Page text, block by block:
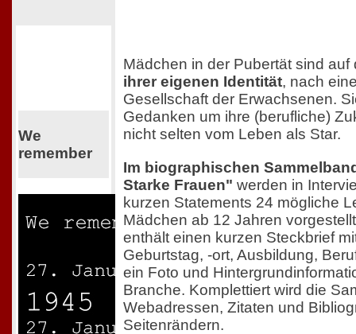
We
remember
Mädchen in der Pubertät sind
ihrer eigenen Identität, nach
Gesellschaft der Erwachsenen.
Gedanken um ihre (berufliche)
nicht selten vom Leben als Star.
Im biographischen
Starke Frauen" werden in
kurzen Statements 24 mögliche
Mädchen ab 12 Jahren
enthält einen kurzen Steckbrief
Geburtstag, -ort, Ausbildung,
ein Foto und
Branche. Komplettiert wird die
Webadressen, Zitaten und
Seitenrändern.